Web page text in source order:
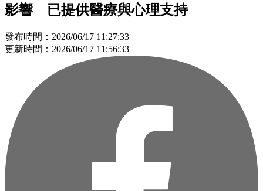
影響 已提供醫療與心理支持
發布時間：2026/06/17 11:27:33
更新時間：2026/06/17 11:56:33